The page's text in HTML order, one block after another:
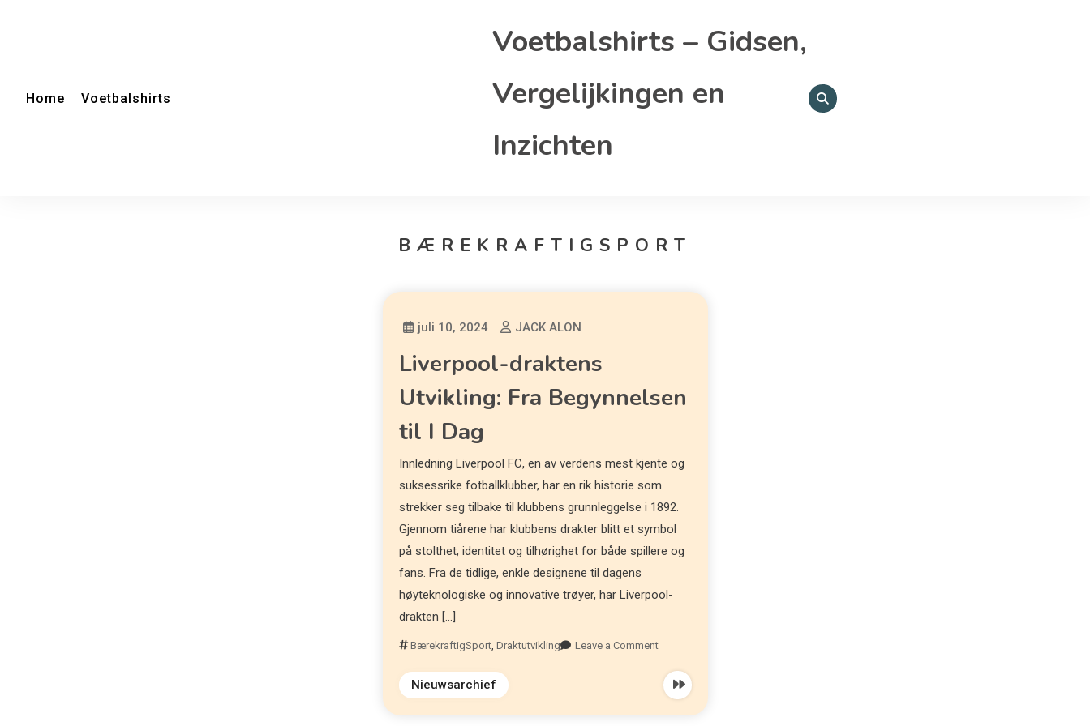
Home Voetbalshirts
Voetbalshirts – Gidsen,
Vergelijkingen en
Inzichten
BÆREKRAFTIGSPORT
juli 10, 2024 JACK ALON
Liverpool-draktens
Utvikling: Fra Begynnelsen
til I Dag
Innledning Liverpool FC, en av verdens mest kjente og
suksessrike fotballklubber, har en rik historie som
strekker seg tilbake til klubbens grunnleggelse i 1892.
Gjennom tiårene har klubbens drakter blitt et symbol
på stolthet, identitet og tilhørighet for både spillere og
fans. Fra de tidlige, enkle designene til dagens
høyteknologiske og innovative trøyer, har Liverpool-
drakten […]
BærekraftigSport, Draktutvikling Leave a Comment
Nieuwsarchief